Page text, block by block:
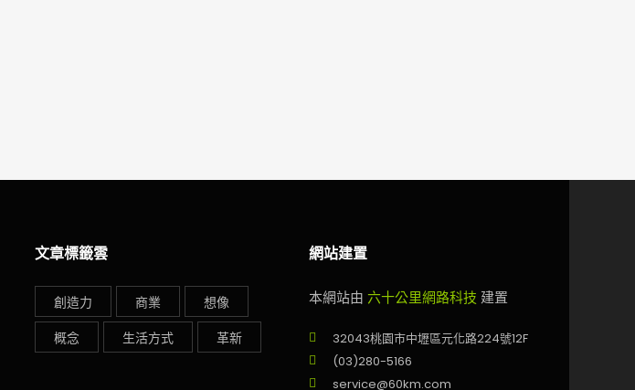
文章標籤雲
創造力 商業
想像
概念
生活方式 革新
網站建置
本網站由 六十公里網路科技 建置
32043桃園市中壢區元化路224號12F
(03)280-5166
service@60km.com